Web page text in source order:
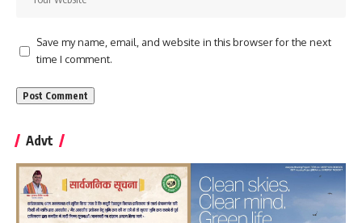
Save my name, email, and website in this browser for the next
time I comment.
Advt